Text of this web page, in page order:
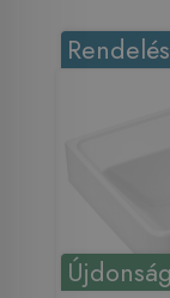
Újdonság